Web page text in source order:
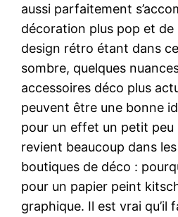
aussi parfaitement
décoration plus pop et de
design rétro étant dans
sombre, quelques
accessoires déco plus
peuvent être une bonne
pour un effet un petit peu
revient beaucoup dans
boutiques de déco :
pour un papier peint
graphique. Il est vrai qu’il